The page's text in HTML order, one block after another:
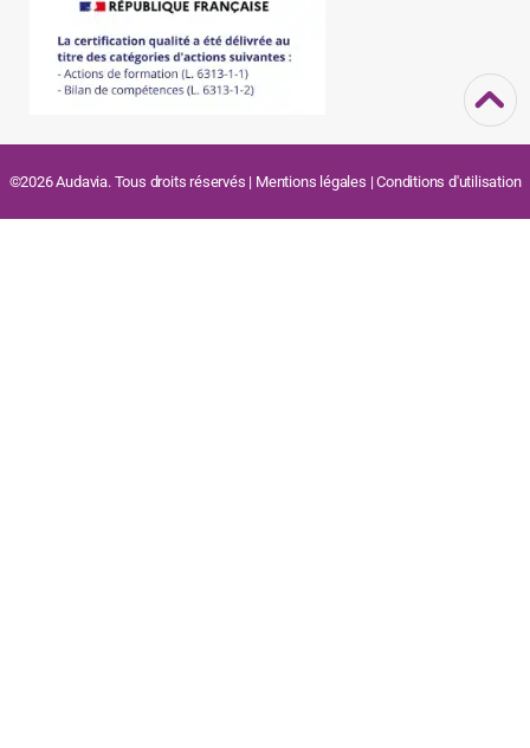
©2026 Audavia. Tous droits réservés | Mentions légales |Conditions d'utilisation